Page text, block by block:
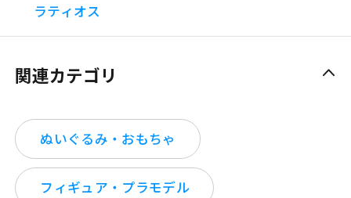
ラティオス
関連カテゴリ
ぬいぐるみ・おもちゃ
フィギュア・プラモデル